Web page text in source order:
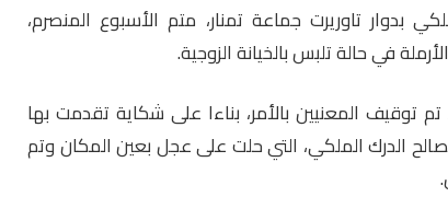
بدوار تاوريرت جماعة تمنار، متم الأسبوع المنصرم،
في حالة تلبس بالخيانة الزوجية.
المعنيين بالأمر، بناءا على شكاية تقدمت بها
الدرك الملكي، التي حلت على عجل بعين المكان وتم